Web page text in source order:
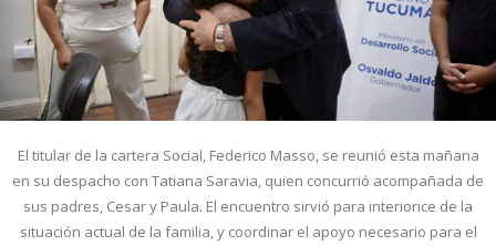
El titular de la cartera Social, Federico Masso, se reunió esta mañana
en su despacho con Tatiana Saravia, quien concurrió acompañada de
sus padres, Cesar y Paula. El encuentro sirvió para interiorice de la
situación actual de la familia, y coordinar el apoyo necesario para el